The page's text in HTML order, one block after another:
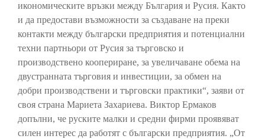
икономическите връзки между България и Русия. Както
и да предостави възможности за създаване на преки
контакти между български предприятия и потенциални
техни партньори от Русия за търговско и
производствено коопериране, за увеличаване обема на
двустранната търговия и инвестиции, за обмен на
добри производствени и търговски практики“, заяви от
своя страна Мариета Захариева. Виктор Ермаков
допълни, че руските малки и средни фирми проявяват
силен интерес да работят с български предприятия. „От